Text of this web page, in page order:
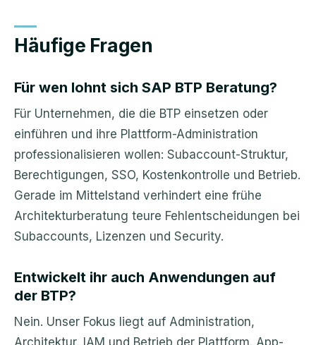
Häufige Fragen
Für wen lohnt sich SAP BTP Beratung?
Für Unternehmen, die die BTP einsetzen oder
einführen und ihre Plattform-Administration
professionalisieren wollen: Subaccount-Struktur,
Berechtigungen, SSO, Kostenkontrolle und Betrieb.
Gerade im Mittelstand verhindert eine frühe
Architekturberatung teure Fehlentscheidungen bei
Subaccounts, Lizenzen und Security.
Entwickelt ihr auch Anwendungen auf
der BTP?
Nein. Unser Fokus liegt auf Administration,